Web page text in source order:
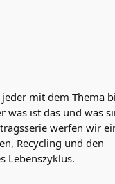
mit dem Thema
was ist das und was
werfen wir
Recycling und den
Lebenszyklus.